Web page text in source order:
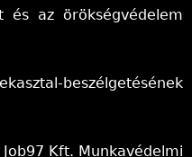
és az örökségvédelem
beszélgetésének
Kft. Munkavédelmi